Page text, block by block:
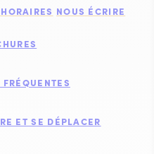
NOUS ÉCRIRE
ET SE DÉPLACER